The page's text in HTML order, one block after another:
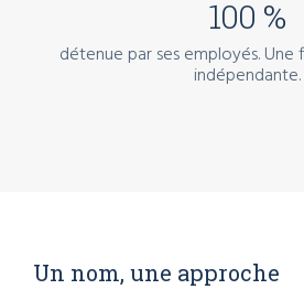
100 %
détenue par ses employés.
indépendante.
Un nom, une approche